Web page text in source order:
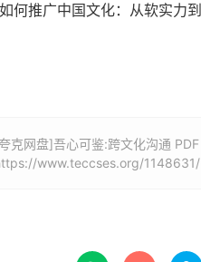
何推广中国文化：从软实力
克网盘]吾心可鉴:跨文化沟通 PDF
www.teccses.org/1148631/